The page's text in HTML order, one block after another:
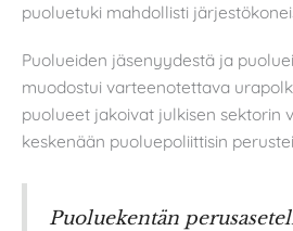
puoluetuki mahdollisti
Puolueiden jäsenyydestä ja
muodostui varteenotettava
puolueet jakoivat julkisen sektorin
keskenään puoluepoliittisin
Puoluekentän